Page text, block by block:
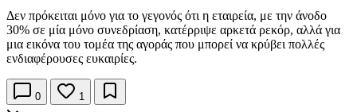
Δεν πρόκειται μόνο για το γεγονός ότι η εταιρεία, με την άνοδο
30% σε μία μόνο συνεδρίαση, κατέρριψε αρκετά ρεκόρ, αλλά για
μια εικόνα του τομέα της αγοράς που μπορεί να κρύβει πολλές
ενδιαφέρουσες ευκαιρίες.
0 1